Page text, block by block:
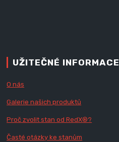
UŽITEČNÉ INFORMACE
O nás
Galerie našich produktů
Proč zvolit stan od RedX®?
Časté otázky ke stanům